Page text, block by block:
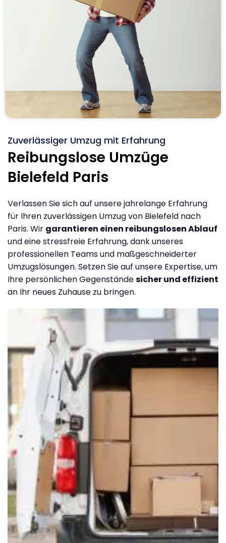
Zuverlässiger Umzug mit Erfahrung
Reibungslose Umzüge
Bielefeld Paris
Verlassen Sie sich auf unsere jahrelange Erfahrung
für Ihren zuverlässigen Umzug von Bielefeld nach
Paris. Wir garantieren einen reibungslosen Ablauf
und eine stressfreie Erfahrung, dank unseres
professionellen Teams und maßgeschneiderter
Umzugslösungen. Setzen Sie auf unsere Expertise, um
Ihre persönlichen Gegenständesicher und effizient
an Ihr neues Zuhause zu bringen.